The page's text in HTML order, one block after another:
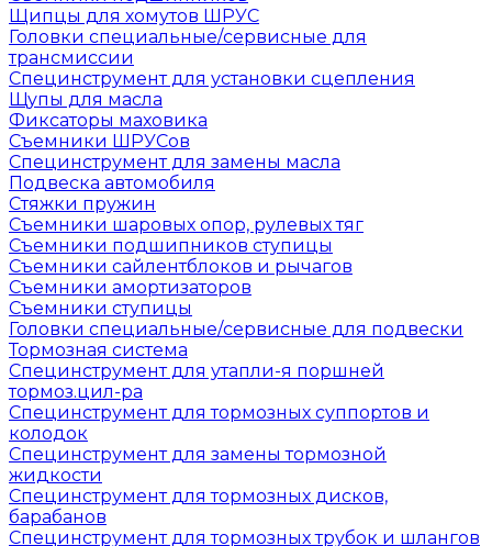
Щипцы для хомутов ШРУС
Головки специальные/сервисные для
трансмиссии
Специнструмент для установки сцепления
Щупы для масла
Фиксаторы маховика
Съемники ШРУСов
Специнструмент для замены масла
Подвеска автомобиля
Стяжки пружин
Съемники шаровых опор, рулевых тяг
Съемники подшипников ступицы
Съемники сайлентблоков и рычагов
Съемники амортизаторов
Съемники ступицы
Головки специальные/сервисные для подвески
Тормозная система
Специнструмент для утапли-я поршней
тормоз.цил-ра
Специнструмент для тормозных суппортов и
колодок
Специнструмент для замены тормозной
жидкости
Специнструмент для тормозных дисков,
барабанов
Специнструмент для тормозных трубок и шлангов